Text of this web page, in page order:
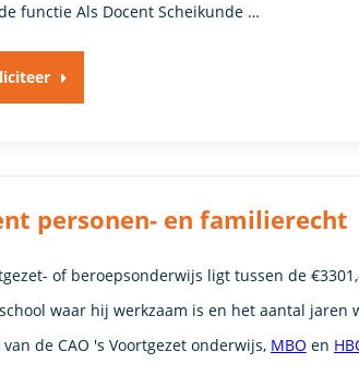
functie Als Docent Scheikunde …
personen- en familierecht
of beroepsonderwijs ligt tussen de
waar hij werkzaam is en het aantal jaren
de CAO 's Voortgezet onderwijs, MBO en